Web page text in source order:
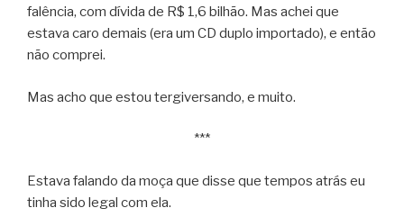
falência, com dívida de R$ 1,6 bilhão. Mas achei que
estava caro demais (era um CD duplo importado), e então
não comprei.
Mas acho que estou tergiversando, e muito.
***
Estava falando da moça que disse que tempos atrás eu
tinha sido legal com ela.